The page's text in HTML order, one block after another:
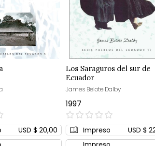
USD $ 20,00
Los Saraguros del sur de
Ecuador
James Belote Dalby
1997
0%
Impreso
USD $